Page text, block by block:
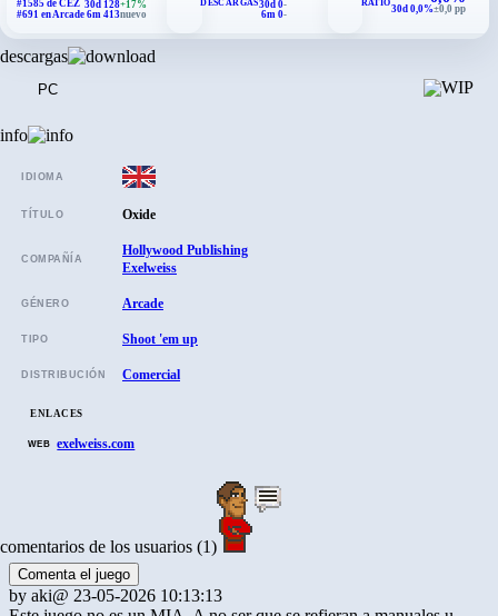
#1585 de CEZ
#691 en Arcade
30d 128+17%
6m 413nuevo
30d 0-
6m 0- 30d 0,0%±0,0 pp
comentarios de los usuarios (1)
Comenta el juego
by aki@ 23-05-2026 10:13:13
descargas
PC
info
IDIOMA
TÍTULO Oxide
COMPAÑÍA
Hollywood Publishing
Exelweiss
GÉNERO Arcade
TIPO Shoot 'em up
DISTRIBUCIÓN Comercial
ENLACES
WEB exelweiss.com